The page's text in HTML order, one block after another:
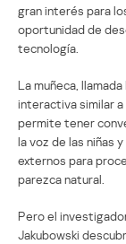
gran interés para
oportunidad de
tecnología.
La muñeca,
interactiva similar
permite tener
la voz de las niñas
externos para
parezca natural.
Pero el
Jakubowski